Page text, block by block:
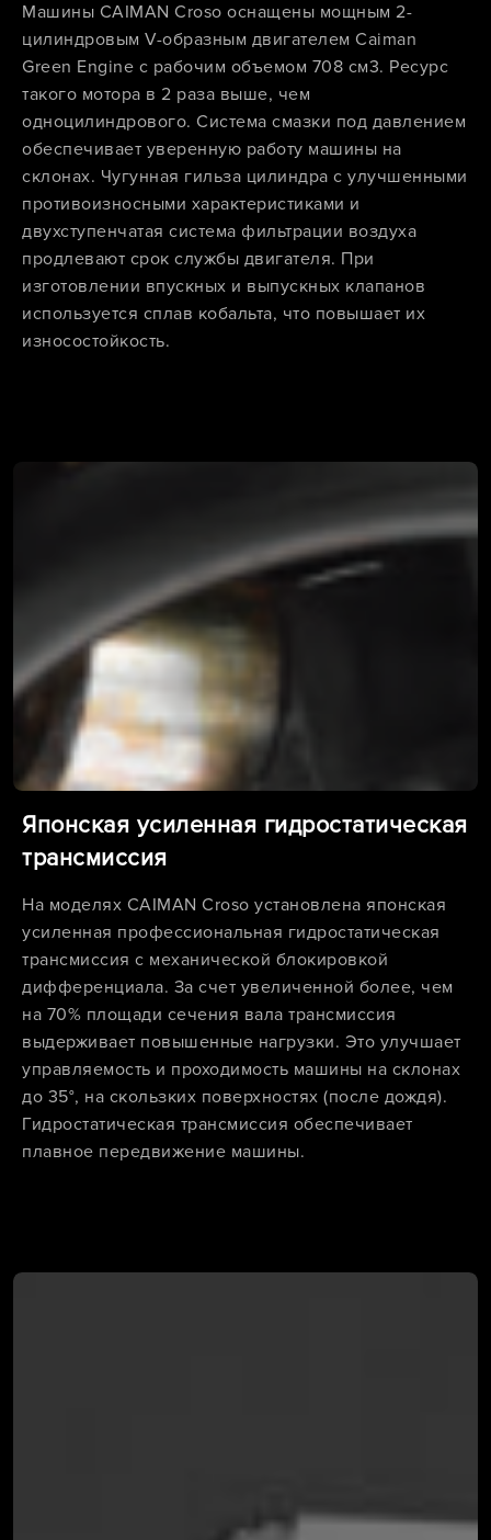
Машины CAIMAN Croso оснащены мощным 2-
цилиндровым V-образным двигателем Caiman
Green Engine с рабочим объемом 708 см3. Ресурс
такого мотора в 2 раза выше, чем
одноцилиндрового. Система смазки под давлением
обеспечивает уверенную работу машины на
склонах. Чугунная гильза цилиндра с улучшенными
противоизносными характеристиками и
двухступенчатая система фильтрации воздуха
продлевают срок службы двигателя. При
изготовлении впускных и выпускных клапанов
используется сплав кобальта, что повышает их
износостойкость.
Японская усиленная гидростатическая
трансмиссия
На моделях CAIMAN Croso установлена японская
усиленная профессиональная гидростатическая
трансмиссия с механической блокировкой
дифференциала. За счет увеличенной более, чем
на 70% площади сечения вала трансмиссия
выдерживает повышенные нагрузки. Это улучшает
управляемость и проходимость машины на склонах
до 35°, на скользких поверхностях (после дождя).
Гидростатическая трансмиссия обеспечивает
плавное передвижение машины.